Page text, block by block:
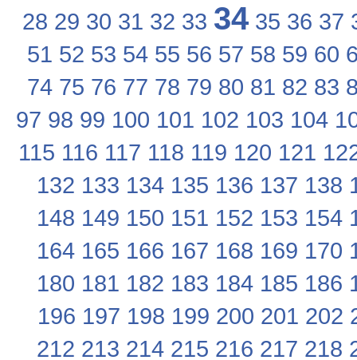
28 29 30 31 32 33 34 35 36 37
51 52 53 54 55 56 57 58 59 60
74 75 76 77 78 79 80 81 82 83
97 98 99 100 101 102 103 104
115 116 117 118 119 120 121
132 133 134 135 136 137 138
148 149 150 151 152 153 154
164 165 166 167 168 169 170
180 181 182 183 184 185 186
196 197 198 199 200 201 202
212 213 214 215 216 217 218